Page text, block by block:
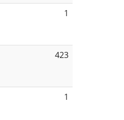
1
423
1